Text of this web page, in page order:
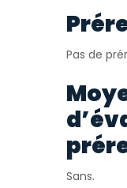
Pas de
Sans.